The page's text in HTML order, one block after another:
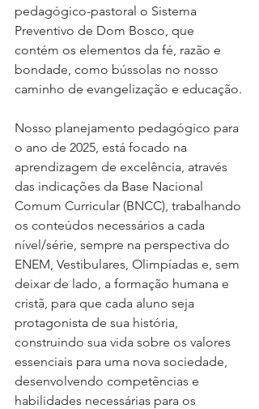
pedagógico-pastoral o Sistema
Preventivo de Dom Bosco, que
contém os elementos da fé, razão e
bondade, como bússolas no nosso
caminho de evangelização e educação.
Nosso planejamento pedagógico para
o ano de 2025, está focado na
aprendizagem de excelência, através
das indicações da Base Nacional
Comum Curricular (BNCC), trabalhando
os conteúdos necessários a cada
nível/série, sempre na perspectiva do
ENEM, Vestibulares, Olimpíadas e, sem
deixar de lado, a formação humana e
cristã, para que cada aluno seja
protagonista de sua história,
construindo sua vida sobre os valores
essenciais para uma nova sociedade,
desenvolvendo competências e
habilidades necessárias para os